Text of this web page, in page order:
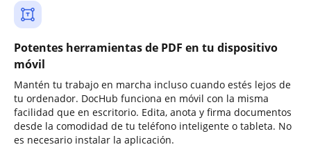
Potentes herramientas de PDF en tu dispositivo
móvil
Mantén tu trabajo en marcha incluso cuando estés lejos de
tu ordenador. DocHub funciona en móvil con la misma
facilidad que en escritorio. Edita, anota y firma documentos
desde la comodidad de tu teléfono inteligente o tableta. No
es necesario instalar la aplicación.